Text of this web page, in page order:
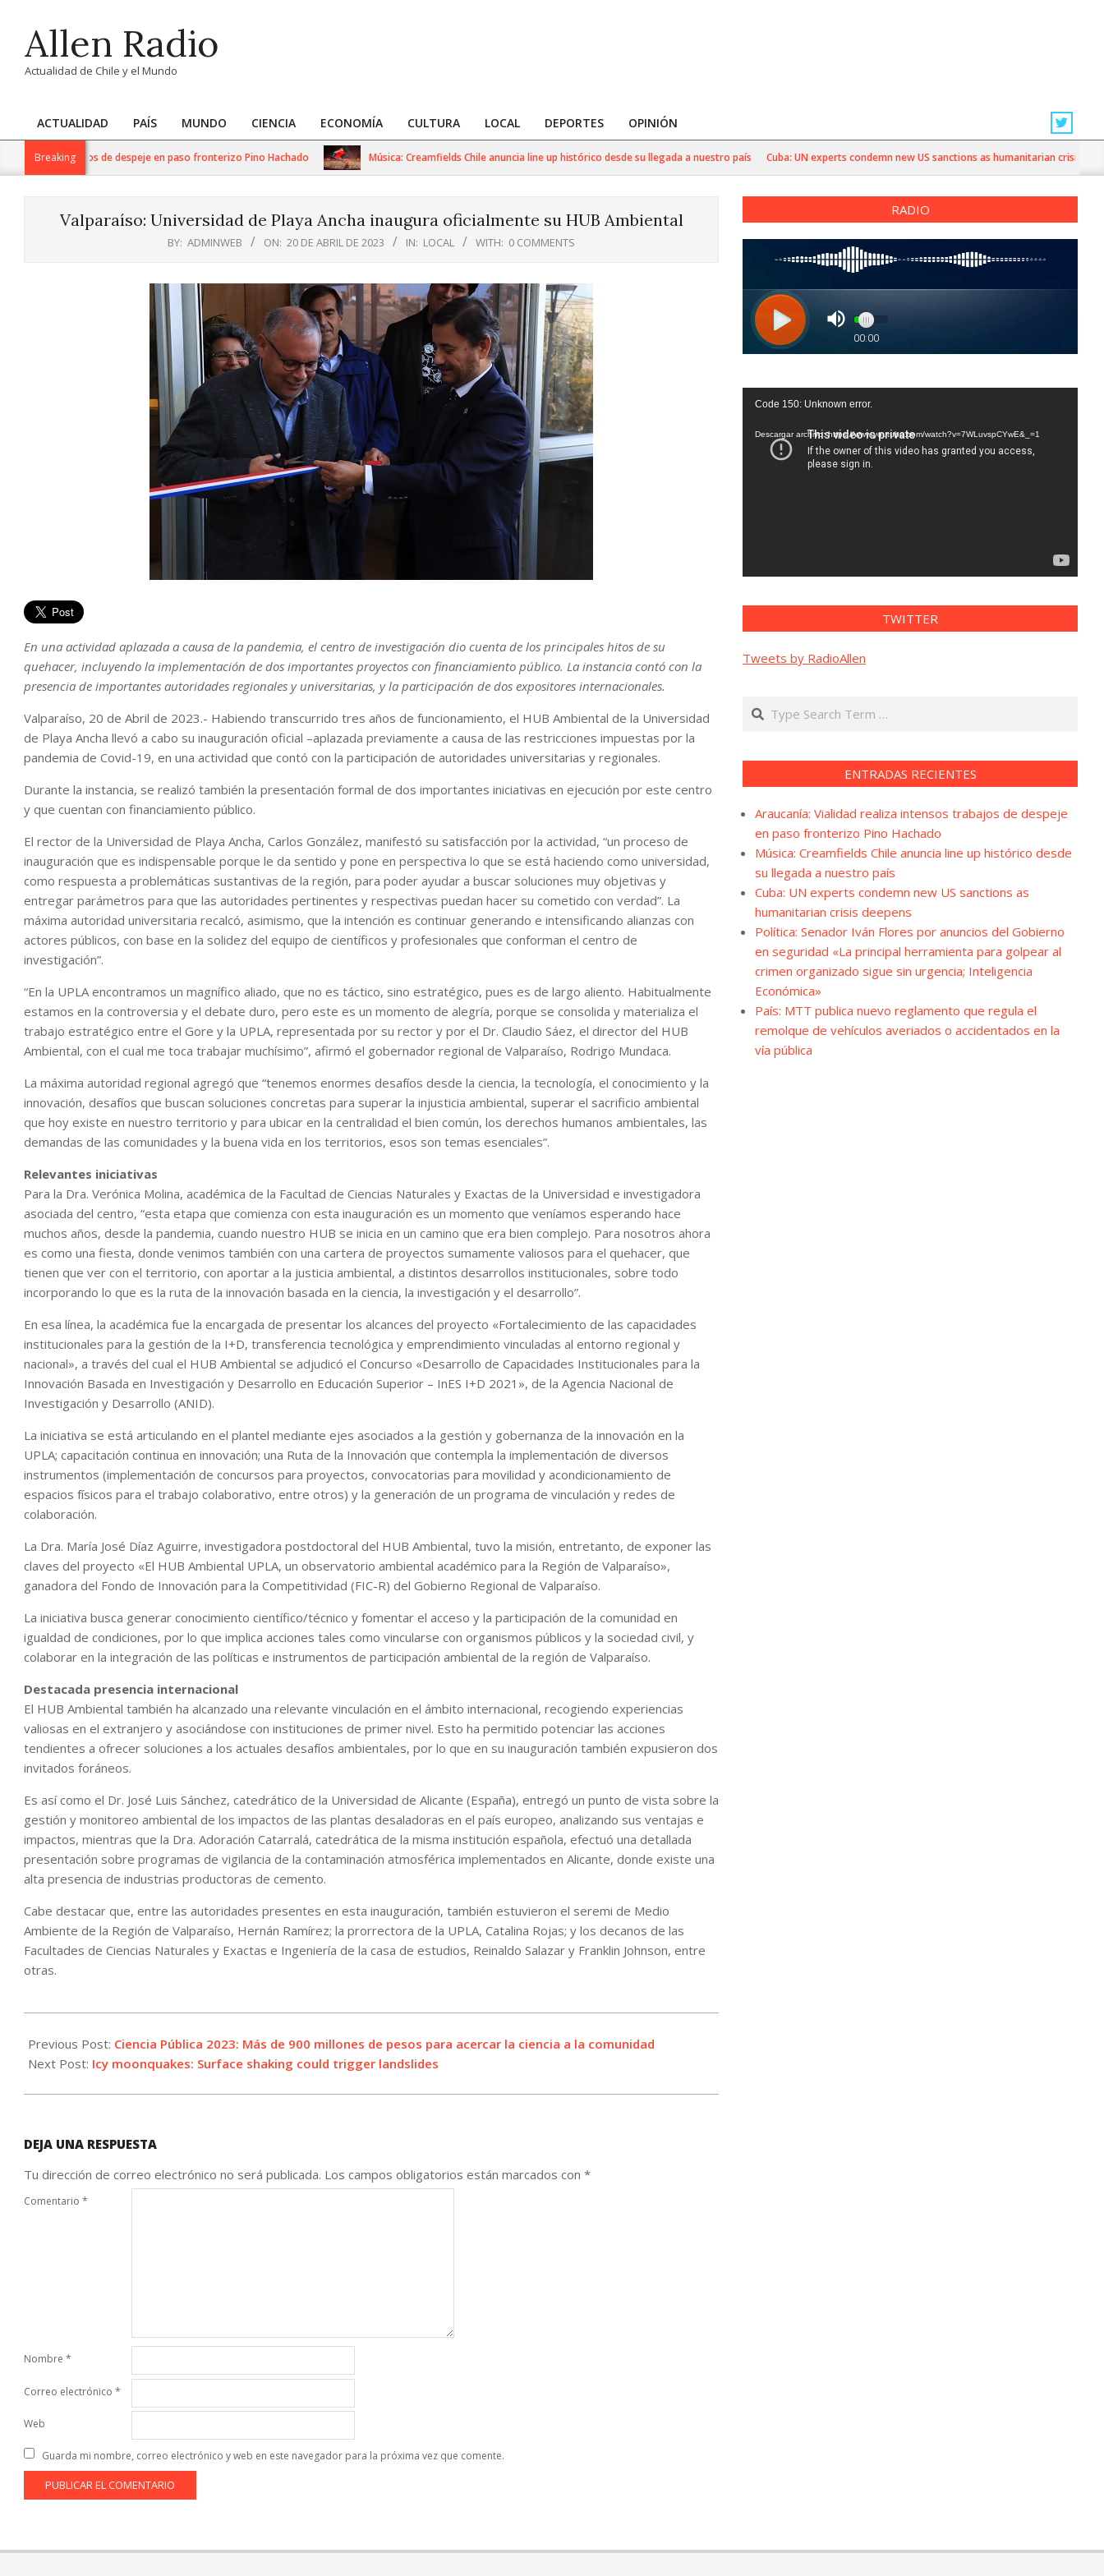
contentAllen Radio
Actualidad de Chile y el Mundo
Primary
Navigation
ACTUALIDAD PAÍS MUNDO CIENCIA ECONOMÍA CULTURA LOCAL DEPORTES OPINIÓN
Breaking
trabajos de despeje en paso fronterizo Pino Hachado Música: Creamfields Chile anuncia line up histórico desde su llegada a nuestro país Cuba: UN experts condemn new US sanctions as humanitarian crisis deepens
Valparaíso: Universidad de Playa Ancha inaugura oficialmente su HUB Ambiental
BY: ADMINWEB ON: 20 DE ABRIL DE 2023 IN: LOCAL WITH: 0 COMMENTS
En una actividad aplazada a causa de la pandemia, el centro de investigación dio cuenta de los principales hitos de su
quehacer, incluyendo la implementación de dos importantes proyectos con financiamiento público. La instancia contó con la
presencia de importantes autoridades regionales y universitarias, y la participación de dos expositores internacionales.
Valparaíso, 20 de Abril de 2023.- Habiendo transcurrido tres años de funcionamiento, el HUB Ambiental de la Universidad
de Playa Ancha llevó a cabo su inauguración oficial –aplazada previamente a causa de las restricciones impuestas por la
pandemia de Covid-19, en una actividad que contó con la participación de autoridades universitarias y regionales.
Durante la instancia, se realizó también la presentación formal de dos importantes iniciativas en ejecución por este centro
y que cuentan con financiamiento público.
El rector de la Universidad de Playa Ancha, Carlos González, manifestó su satisfacción por la actividad, “un proceso de
inauguración que es indispensable porque le da sentido y pone en perspectiva lo que se está haciendo como universidad,
como respuesta a problemáticas sustantivas de la región, para poder ayudar a buscar soluciones muy objetivas y
entregar parámetros para que las autoridades pertinentes y respectivas puedan hacer su cometido con verdad”. La
máxima autoridad universitaria recalcó, asimismo, que la intención es continuar generando e intensificando alianzas con
actores públicos, con base en la solidez del equipo de científicos y profesionales que conforman el centro de
investigación”.
“En la UPLA encontramos un magnífico aliado, que no es táctico, sino estratégico, pues es de largo aliento. Habitualmente
estamos en la controversia y el debate duro, pero este es un momento de alegría, porque se consolida y materializa el
trabajo estratégico entre el Gore y la UPLA, representada por su rector y por el Dr. Claudio Sáez, el director del HUB
Ambiental, con el cual me toca trabajar muchísimo”, afirmó el gobernador regional de Valparaíso, Rodrigo Mundaca.
La máxima autoridad regional agregó que “tenemos enormes desafíos desde la ciencia, la tecnología, el conocimiento y la
innovación, desafíos que buscan soluciones concretas para superar la injusticia ambiental, superar el sacrificio ambiental
que hoy existe en nuestro territorio y para ubicar en la centralidad el bien común, los derechos humanos ambientales, las
demandas de las comunidades y la buena vida en los territorios, esos son temas esenciales”.
Relevantes iniciativas
Para la Dra. Verónica Molina, académica de la Facultad de Ciencias Naturales y Exactas de la Universidad e investigadora
asociada del centro, “esta etapa que comienza con esta inauguración es un momento que veníamos esperando hace
muchos años, desde la pandemia, cuando nuestro HUB se inicia en un camino que era bien complejo. Para nosotros ahora
es como una fiesta, donde venimos también con una cartera de proyectos sumamente valiosos para el quehacer, que
tienen que ver con el territorio, con aportar a la justicia ambiental, a distintos desarrollos institucionales, sobre todo
incorporando lo que es la ruta de la innovación basada en la ciencia, la investigación y el desarrollo”.
En esa línea, la académica fue la encargada de presentar los alcances del proyecto «Fortalecimiento de las capacidades
institucionales para la gestión de la I+D, transferencia tecnológica y emprendimiento vinculadas al entorno regional y
nacional», a través del cual el HUB Ambiental se adjudicó el Concurso «Desarrollo de Capacidades Institucionales para la
Innovación Basada en Investigación y Desarrollo en Educación Superior – InES I+D 2021», de la Agencia Nacional de
Investigación y Desarrollo (ANID).
La iniciativa se está articulando en el plantel mediante ejes asociados a la gestión y gobernanza de la innovación en la
UPLA; capacitación continua en innovación; una Ruta de la Innovación que contempla la implementación de diversos
instrumentos (implementación de concursos para proyectos, convocatorias para movilidad y acondicionamiento de
espacios físicos para el trabajo colaborativo, entre otros) y la generación de un programa de vinculación y redes de
colaboración.
La Dra. María José Díaz Aguirre, investigadora postdoctoral del HUB Ambiental, tuvo la misión, entretanto, de exponer las
claves del proyecto «El HUB Ambiental UPLA, un observatorio ambiental académico para la Región de Valparaíso»,
ganadora del Fondo de Innovación para la Competitividad (FIC-R) del Gobierno Regional de Valparaíso.
La iniciativa busca generar conocimiento científico/técnico y fomentar el acceso y la participación de la comunidad en
igualdad de condiciones, por lo que implica acciones tales como vincularse con organismos públicos y la sociedad civil, y
colaborar en la integración de las políticas e instrumentos de participación ambiental de la región de Valparaíso.
Destacada presencia internacional
El HUB Ambiental también ha alcanzado una relevante vinculación en el ámbito internacional, recogiendo experiencias
valiosas en el extranjero y asociándose con instituciones de primer nivel. Esto ha permitido potenciar las acciones
tendientes a ofrecer soluciones a los actuales desafíos ambientales, por lo que en su inauguración también expusieron dos
invitados foráneos.
Es así como el Dr. José Luis Sánchez, catedrático de la Universidad de Alicante (España), entregó un punto de vista sobre la
gestión y monitoreo ambiental de los impactos de las plantas desaladoras en el país europeo, analizando sus ventajas e
impactos, mientras que la Dra. Adoración Catarralá, catedrática de la misma institución española, efectuó una detallada
presentación sobre programas de vigilancia de la contaminación atmosférica implementados en Alicante, donde existe una
alta presencia de industrias productoras de cemento.
Cabe destacar que, entre las autoridades presentes en esta inauguración, también estuvieron el seremi de Medio
Ambiente de la Región de Valparaíso, Hernán Ramírez; la prorrectora de la UPLA, Catalina Rojas; y los decanos de las
Facultades de Ciencias Naturales y Exactas e Ingeniería de la casa de estudios, Reinaldo Salazar y Franklin Johnson, entre
otras.
04-
20
Previous Post: Ciencia Pública 2023: Más de 900 millones de pesos para acercar la ciencia a la comunidad
Next Post: Icy moonquakes: Surface shaking could trigger landslides
DEJA UNA RESPUESTA
Tu dirección de correo electrónico no será publicada. Los campos obligatorios están marcados con *
Comentario *
Nombre *
Correo electrónico *
Web
Guarda mi nombre, correo electrónico y web en este navegador para la próxima vez que comente.
RADIO
Reproductor
vídeo
Code 150: Unknown error.
Descargar archivo: https://www.youtube.com/watch?v=7WLuvspCYwE&_=1
TWITTER
Tweets by RadioAllen
Search
ENTRADAS RECIENTES
Araucanía: Vialidad realiza intensos trabajos de despeje
en paso fronterizo Pino Hachado
Música: Creamfields Chile anuncia line up histórico desde
su llegada a nuestro país
Cuba: UN experts condemn new US sanctions as
humanitarian crisis deepens
Política: Senador Iván Flores por anuncios del Gobierno
en seguridad «La principal herramienta para golpear al
crimen organizado sigue sin urgencia; Inteligencia
Económica»
País: MTT publica nuevo reglamento que regula el
remolque de vehículos averiados o accidentados en la
vía pública